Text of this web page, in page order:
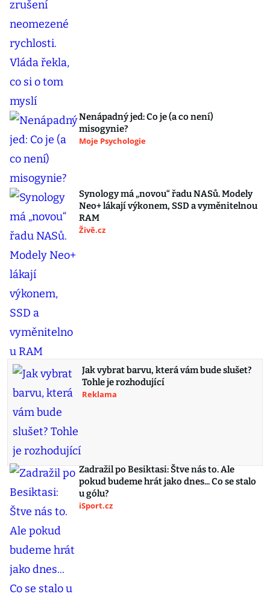
Nenápadný jed: Co je (a co není)
misogynie?
Moje Psychologie
Synology má „novou“ řadu NASů. Modely
Neo+ lákají výkonem, SSD a vyměnitelnou
RAM
Živě.cz
Jak vybrat barvu, která vám bude slušet?
Tohle je rozhodující
Reklama
Zadražil po Besiktasi: Štve nás to. Ale
pokud budeme hrát jako dnes... Co se stalo
u gólu?
iSport.cz